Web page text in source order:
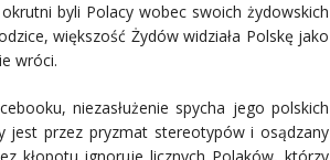
byli Polacy wobec swoich żydowskich
większość Żydów widziała Polskę jako
wróci.
niezasłużenie spycha jego polskich
jest przez pryzmat stereotypów i osądzany